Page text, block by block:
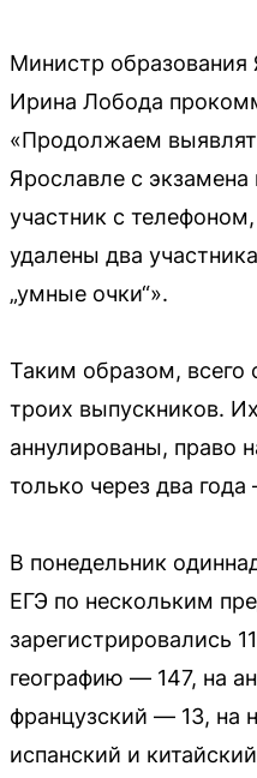
Министр образования
Ирина Лобода
«Продолжаем
Ярославле с экзамена
участник с
удалены два
„умные очки“».
Таким образом, всего
троих выпускников.
аннулированы, право
только через два
В понедельник
ЕГЭ по нескольким
зарегистрировались
географию — 147, на
французский — 13, на
испанский и